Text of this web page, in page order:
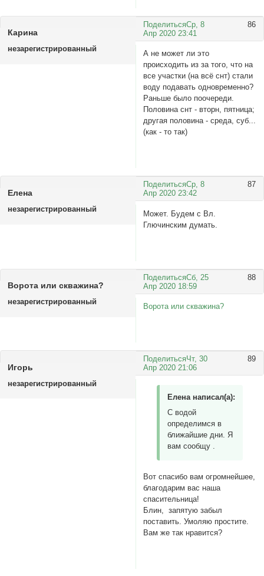
Поделиться 86
Ср, 8
Апр 2020 23:41
Карина
незарегистрированный
А не может ли это
происходить из за того, что на
все участки (на всё снт) стали
воду подавать одновременно?
Раньше было поочереди.
Половина снт - вторн, пятница;
другая половина - среда, суб...
(как - то так)
Поделиться 87
Ср, 8
Апр 2020 23:42
Елена
незарегистрированный
Может. Будем с Вл.
Глючинским думать.
Поделиться 88
Сб, 25
Апр 2020 18:59
Ворота или скважина?
незарегистрированный
Ворота или скважина?
Поделиться 89
Чт, 30
Апр 2020 21:06
Игорь
незарегистрированный
Елена написал(а):
С водой
определимся в
ближайшие дни. Я
вам сообщу .
Вот спасибо вам огромнейшее,
благодарим вас наша
спасительница!
Блин, запятую забыл
поставить. Умоляю простите.
Вам же так нравится?